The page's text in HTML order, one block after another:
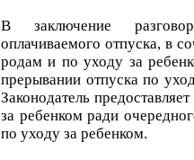
В заключение
оплачиваемого отпуска, в
родам и по уходу за
прерывании отпуска по
Законодатель
за ребенком ради
по уходу за ребенком.